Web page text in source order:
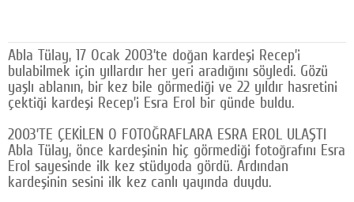
SOSYAL MEDYA
Facebook
Google Plus
© 2026 TÜM HAKLARI SAKLIDIR
Abla Tülay, 17 Ocak 2003’te doğan kardeşi Recep’i
bulabilmek için yıllardır her yeri aradığını söyledi. Gözü
yaşlı ablanın, bir kez bile görmediği ve 22 yıldır hasretini
çektiği kardeşi Recep’i Esra Erol bir günde buldu.
2003’TE ÇEKİLEN O FOTOĞRAFLARA ESRA EROL ULAŞTI
Abla Tülay, önce kardeşinin hiç görmediği fotoğrafını Esra
Erol sayesinde ilk kez stüdyoda gördü. Ardından
kardeşinin sesini ilk kez canlı yayında duydu.